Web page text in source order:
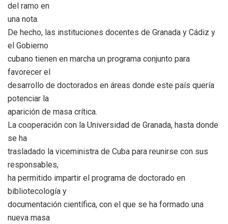
del ramo en
una nota.
De hecho, las instituciones docentes de Granada y Cádiz y
el Gobierno
cubano tienen en marcha un programa conjunto para
favorecer el
desarrollo de doctorados en áreas donde este país quería
potenciar la
aparición de masa crítica.
La cooperación con la Universidad de Granada, hasta donde
se ha
trasladado la viceministra de Cuba para reunirse con sus
responsables,
ha permitido impartir el programa de doctorado en
bibliotecología y
documentación científica, con el que se ha formado una
nueva masa